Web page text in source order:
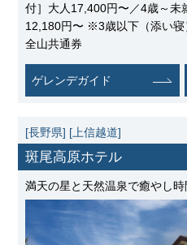
付］大人17,400円〜／4歳～未
12,180円〜 ※3歳以下（添い
全山共通券
ゲレンデガイド
[長野県] [上信越道]
斑尾高原ホテル
満天の星と天然温泉で癒やし時